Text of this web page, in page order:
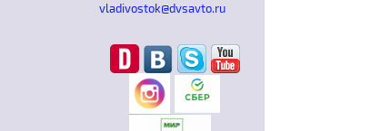
vladivostok@dvsavto.ru